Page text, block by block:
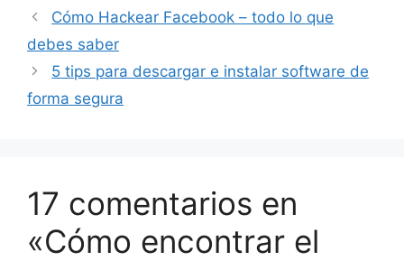
Cómo Hackear Facebook – todo lo que
debes saber
5 tips para descargar e instalar software de
forma segura
17 comentarios en
«Cómo encontrar el